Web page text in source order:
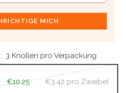
MICH
3 Knollen pro Verpackung
€10.25 €3.42 pro Zwiebel